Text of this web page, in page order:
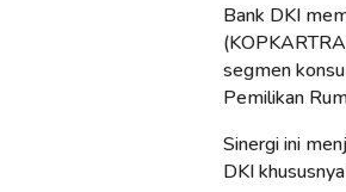
Bank DKI
segmen
Pemilikan
Sinergi ini
DKI